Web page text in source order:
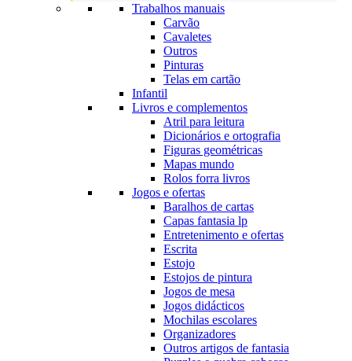
Trabalhos manuais
Carvão
Cavaletes
Outros
Pinturas
Telas em cartão
Infantil
Livros e complementos
Atril para leitura
Dicionários e ortografia
Figuras geométricas
Mapas mundo
Rolos forra livros
Jogos e ofertas
Baralhos de cartas
Capas fantasia lp
Entretenimento e ofertas
Escrita
Estojo
Estojos de pintura
Jogos de mesa
Jogos didácticos
Mochilas escolares
Organizadores
Outros artigos de fantasia